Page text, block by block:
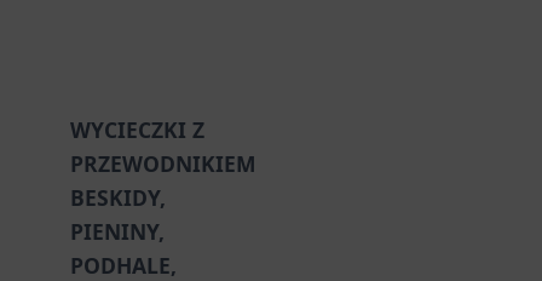
WYCIECZKI Z
PRZEWODNIKIEM
BESKIDY,
PIENINY,
PODHALE,